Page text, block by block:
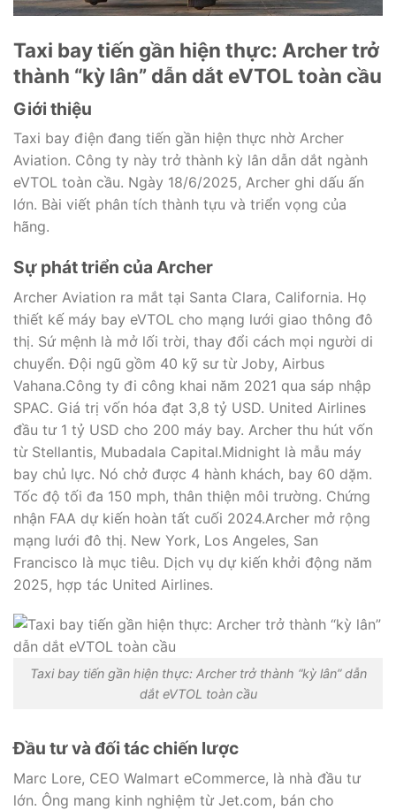
Taxi bay tiến gần hiện thực: Archer trở
thành “kỳ lân” dẫn dắt eVTOL toàn cầu
Giới thiệu
Taxi bay điện đang tiến gần hiện thực nhờ Archer
Aviation. Công ty này trở thành kỳ lân dẫn dắt ngành
eVTOL toàn cầu. Ngày 18/6/2025, Archer ghi dấu ấn
lớn. Bài viết phân tích thành tựu và triển vọng của
hãng.
Sự phát triển của Archer
Archer Aviation ra mắt tại Santa Clara, California. Họ
thiết kế máy bay eVTOL cho mạng lưới giao thông đô
thị. Sứ mệnh là mở lối trời, thay đổi cách mọi người di
chuyển. Đội ngũ gồm 40 kỹ sư từ Joby, Airbus
Vahana.Công ty đi công khai năm 2021 qua sáp nhập
SPAC. Giá trị vốn hóa đạt 3,8 tỷ USD. United Airlines
đầu tư 1 tỷ USD cho 200 máy bay. Archer thu hút vốn
từ Stellantis, Mubadala Capital.Midnight là mẫu máy
bay chủ lực. Nó chở được 4 hành khách, bay 60 dặm.
Tốc độ tối đa 150 mph, thân thiện môi trường. Chứng
nhận FAA dự kiến hoàn tất cuối 2024.Archer mở rộng
mạng lưới đô thị. New York, Los Angeles, San
Francisco là mục tiêu. Dịch vụ dự kiến khởi động năm
2025, hợp tác United Airlines.
Taxi bay tiến gần hiện thực: Archer trở thành “kỳ lân” dẫn
dắt eVTOL toàn cầu
Đầu tư và đối tác chiến lược
Marc Lore, CEO Walmart eCommerce, là nhà đầu tư
lớn. Ông mang kinh nghiệm từ Jet.com, bán cho